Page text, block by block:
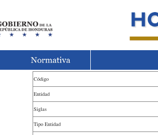
Código
Entidad
Siglas
Tipo Entidad